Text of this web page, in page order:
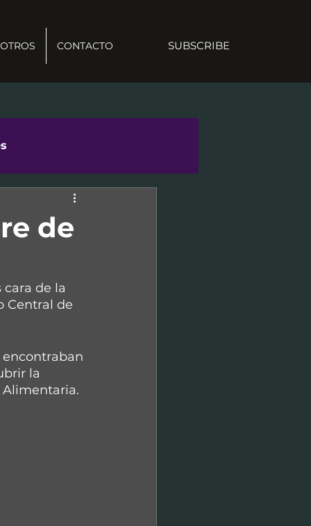
CONTACTO SUBSCRIBE
de
de la
Central de
encontraban
la
Alimentaria.